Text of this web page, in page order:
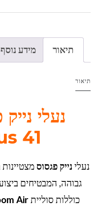
תיאור מידע נוסף
תיאור
41
נעלי נייק פגסוס
גבוהה, המבטיחים
כוללות סולייתAir